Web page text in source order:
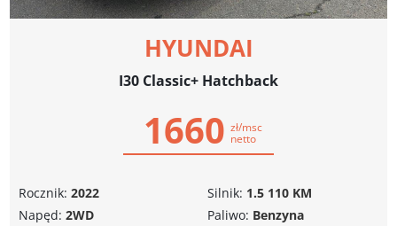
HYUNDAI
I30 Classic+ Hatchback
1660 zł/msc
netto
Rocznik: 2022
Napęd: 2WD
Silnik: 1.5 110 KM
Paliwo: Benzyna